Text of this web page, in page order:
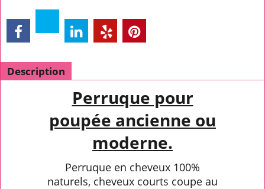
Description
Perruque pour
poupée ancienne ou
moderne.
Perruque en cheveux 100%
naturels, cheveux courts coupe au